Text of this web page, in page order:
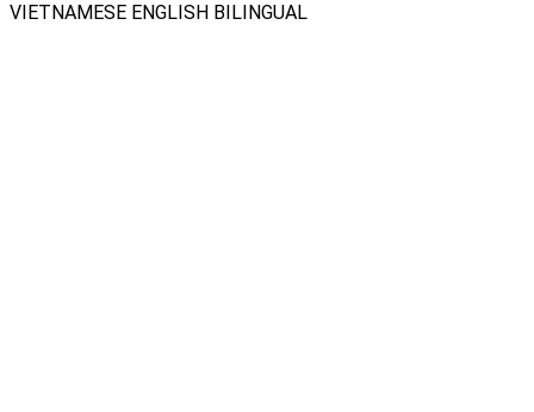
VIETNAMESE ENGLISH BILINGUAL